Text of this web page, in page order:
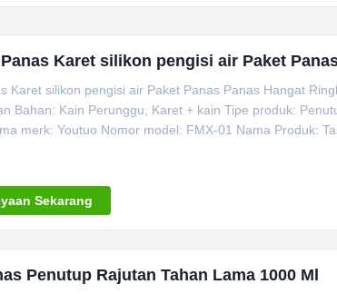
Karet silikon pengisi air Paket
Karet silikon pengisi air Paket Panas Panas Hangat
Bahan: Kain Perunggu, Karet + kain Tipe produk:
merk: Youtuo Nomor model: FMX-01 Nama Produk:
Sekarang
Penutup Rajutan Tahan Lama 1000 Ml